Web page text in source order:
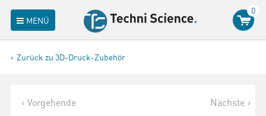
MENÜ
0
Zurück zu 3D-Druck-Zubehör
Vorgehende Nächste